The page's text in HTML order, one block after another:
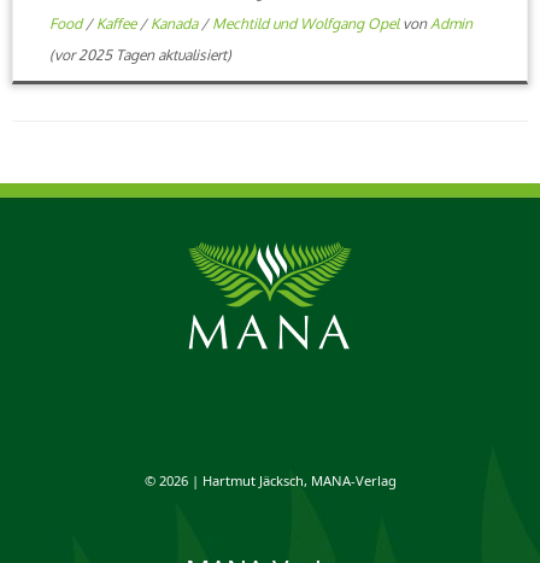
Food/ Kaffee / Kanada / Mechtild und Wolfgang Opel von Admin
(vor 2025 Tagen aktualisiert)
© 2026 | Hartmut Jäcksch, MANA-Verlag